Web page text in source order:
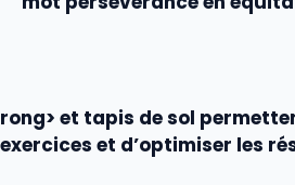
rong> et tapis de sol
exercices et d’optimiser les